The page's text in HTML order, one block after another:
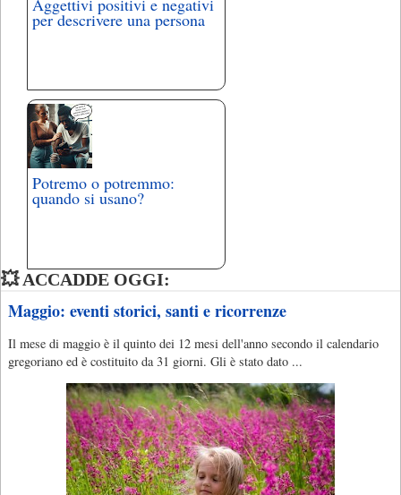
Aggettivi positivi e negativi
per descrivere una persona
Potremo o potremmo:
quando si usano?
💥 ACCADDE OGGI:
Maggio: eventi storici, santi e ricorrenze
Il mese di maggio è il quinto dei 12 mesi dell'anno secondo il calendario
gregoriano ed è costituito da 31 giorni. Gli è stato dato ...